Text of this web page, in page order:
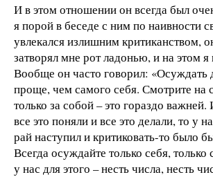
И в этом отношении он всегда был
я порой в беседе с ним по наивности
увлекался излишним критиканством,
затворял мне рот ладонью, и на этом я
Вообще он часто говорил: «Осуждать
проще, чем самого себя. Смотрите на
только за собой – это гораздо
все это поняли и все это делали, то у
рай наступил и критиковать-то было
Всегда осуждайте только себя, только
у нас для этого – несть числа, несть